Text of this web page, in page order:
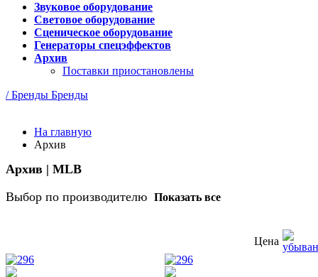
Звуковое оборудование
Световое оборудование
Сценическое оборудование
Генераторы спецэффектов
Архив
Поставки приостановлены
/ Бренды Бренды
На главную
Архив
Архив | MLB
Выбор по производителю Показать все
Цена